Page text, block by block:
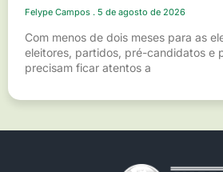
Felype Campos 5 de agosto de 2026
Com menos de dois meses para as
eleitores, partidos, pré-candidatos e
precisam ficar atentos a